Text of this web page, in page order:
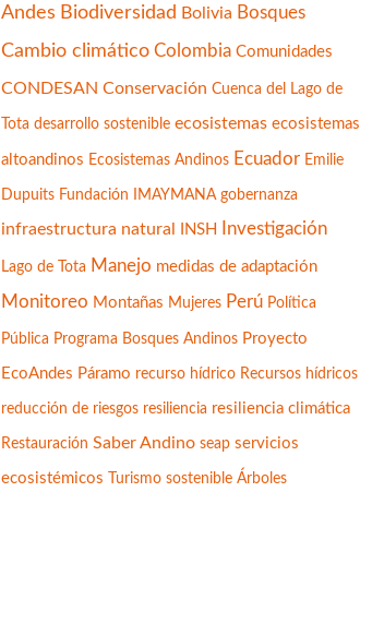
Andes Biodiversidad Bolivia Bosques
Cambio climático Colombia Comunidades
CONDESAN Conservación Cuenca del Lago de
Tota desarrollo sostenible ecosistemas ecosistemas
altoandinos Ecosistemas Andinos Ecuador Emilie
Dupuits Fundación IMAYMANA gobernanza
infraestructura natural INSH Investigación
Lago de Tota Manejo medidas de adaptación
Monitoreo Montañas Mujeres Perú Política
Pública Programa Bosques Andinos Proyecto
EcoAndes Páramo recurso hídrico Recursos hídricos
reducción de riesgos resiliencia resiliencia climática
Restauración Saber Andino seap servicios
ecosistémicos Turismo sostenible Árboles